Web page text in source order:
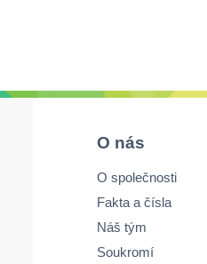
O nás
O společnosti
Fakta a čísla
Náš tým
Soukromí